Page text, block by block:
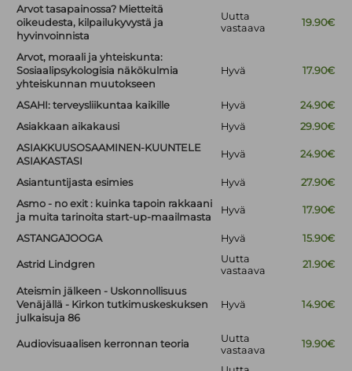
Arvot tasapainossa? Mietteitä
oikeudesta, kilpailukyvystä ja
hyvinvoinnista
Uutta
vastaava
19.90€
Arvot, moraali ja yhteiskunta:
Sosiaalipsykologisia näkökulmia
yhteiskunnan muutokseen
Hyvä 17.90€
ASAHI: terveysliikuntaa kaikille Hyvä
24.90€
Asiakkaan aikakausi
Hyvä
29.90€
ASIAKKUUSOSAAMINEN-KUUNTELE
ASIAKASTASI
Hyvä 24.90€
Asiantuntijasta esimies Hyvä
27.90€
Asmo - no exit : kuinka tapoin rakkaani
ja muita tarinoita start-up-maailmasta
Hyvä 17.90€
ASTANGAJOOGA Hyvä 15.90€
Astrid Lindgren
Uutta
vastaava
21.90€
Ateismin jälkeen - Uskonnollisuus
Venäjällä - Kirkon tutkimuskeskuksen
julkaisuja 86
Hyvä 14.90€
Audiovisuaalisen kerronnan teoria
Uutta
vastaava
19.90€